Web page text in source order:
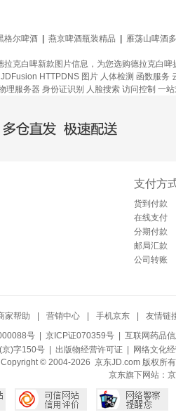
格尔啤酒 燕京啤酒瓶装精品 雁荡山啤酒
克白啤新款图片信息，为您选购德拉克白
JDFusion HTTPDNS 图片 人体检测 函数服务
理服务器 身份证识别 人脸搜索 访问控制 一
仓直发，极速配送
支付方
货到付款
在线支付
分期付款
邮局汇款
公司转账
家帮助 营销中心 手机京东 友情链
号 | 京ICP证070359号 | 互联网药品
京)字150号 | 出版物经营许可证| 网络文化
Copyright © 2004-2026 京东JD.com 版权所
京东旗下网站：